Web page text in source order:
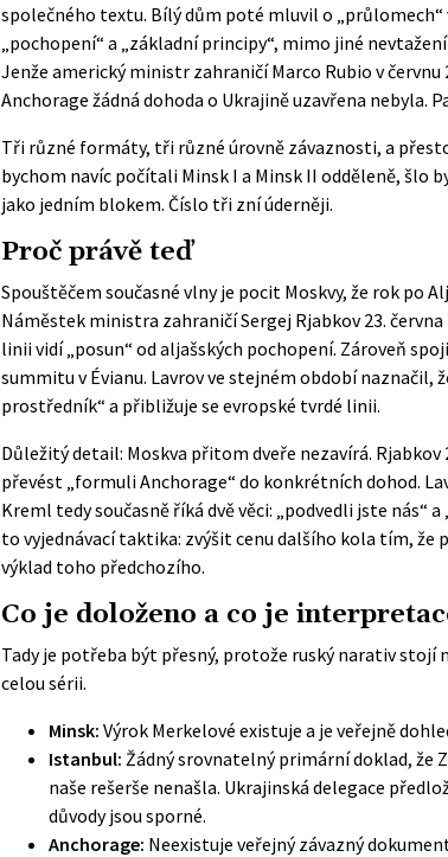
společného textu. Bílý dům poté mluvil o
„pochopení“ a „základní principy“, mimo jiné
Jenže americký ministr zahraničí Marco Rubio v
Anchorage žádná dohoda o Ukrajině uzavřena nebyla.
Tři různé formáty, tři různé úrovně závaznosti, a
bychom navíc počítali Minsk I a Minsk II odděleně, šlo
jako jedním blokem. Číslo tři zní úderněji.
Proč právě teď
Spouštěčem současné vlny je pocit Moskvy, že rok po
Náměstek ministra zahraničí Sergej Rjabkov 23.
linii vidí „posun“ od aljašských pochopení. Zároveň
summitu v Évianu. Lavrov ve stejném období naznačil,
prostředník“ a přibližuje se evropské tvrdé linii.
Důležitý detail: Moskva přitom dveře nezavírá.
převést „formuli Anchorage“ do konkrétních dohod.
Kreml tedy současně říká dvě věci: „podvedli jste nás“
to vyjednávací taktika: zvýšit cenu dalšího kola tím,
výklad toho předchozího.
Co je doloženo a co je
Tady je potřeba být přesný, protože ruský narativ stojí
celou sérii.
Minsk: Výrok Merkelové existuje a je veřejně
Istanbul: Žádný srovnatelný primární doklad, že
naše rešerše nenašla. Ukrajinská delegace
důvody jsou sporné.
Anchorage: Neexistuje veřejný závazný